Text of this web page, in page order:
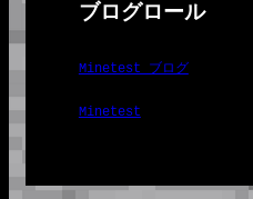
ブログロール
Minetest ブログ
Minetest